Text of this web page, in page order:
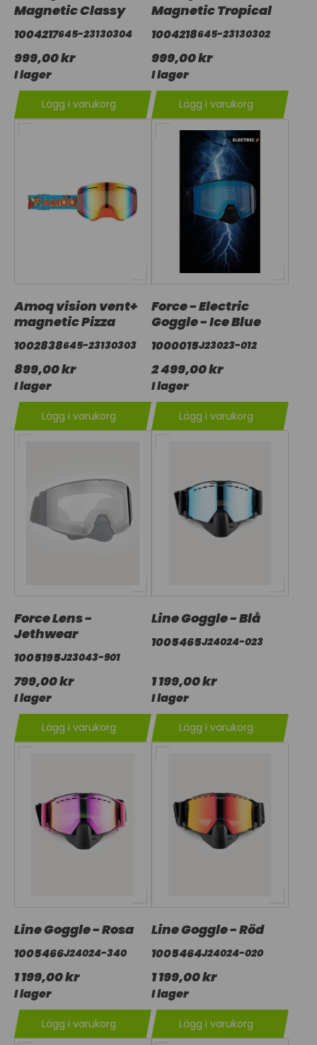
Magnetic Classy
1004217645-23130304
999,00 kr
I lager
Lägg i varukorg
Magnetic Tropical
1004218645-23130302
999,00 kr
I lager
Lägg i varukorg
Amoq vision vent+
magnetic Pizza
1002838645-23130303
899,00 kr
I lager
Lägg i varukorg
Force - Electric
Goggle - Ice Blue
1000015J23023-012
2 499,00 kr
I lager
Lägg i varukorg
Force Lens -
Jethwear
1005195J23043-901
799,00 kr
I lager
Lägg i varukorg
Line Goggle - Blå
1005465J24024-023
1 199,00 kr
I lager
Lägg i varukorg
Line Goggle - Rosa
1005466J24024-340
1 199,00 kr
I lager
Lägg i varukorg
Line Goggle - Röd
1005464J24024-020
1 199,00 kr
I lager
Lägg i varukorg